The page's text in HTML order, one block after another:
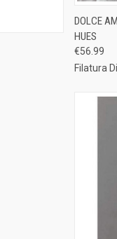
DOLCE
HUES
€56.99
Filatura